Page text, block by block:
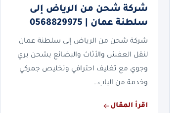
شركة شحن من الرياض إلى
سلطنة عمان | 0568829975
شركة شحن من الرياض إلى سلطنة عمان
لنقل العفش والأثاث والبضائع بشحن بري
وجوي مع تغليف احترافي وتخليص جمركي
وخدمة من الباب…
اقرأ المقال